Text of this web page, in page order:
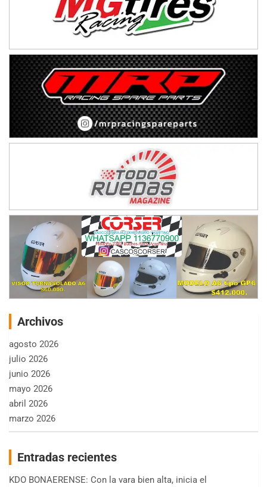
Archivos
agosto 2026
julio 2026
junio 2026
mayo 2026
abril 2026
marzo 2026
Entradas recientes
KDO BONAERENSE: Con la vara bien alta, inicia el